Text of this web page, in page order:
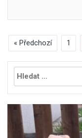
« Předchozí 1
Vyhledávání